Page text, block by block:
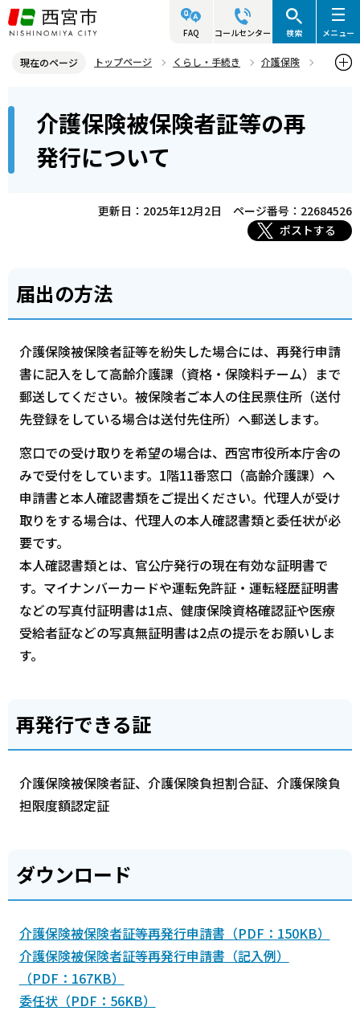
こ
の
ジ
頭
FAQ コールセンター 検索 メニュー
現在のページ トップページ くらし・手続き
介護保険
介護保険被保険者証等の再
発行について
更新日：2025年12月2日
ページ番号：22684526
ポストする
届出の方法
介護保険被保険者証等を紛失した場合には、再発行申請
書に記入をして高齢介護課（資格・保険料チーム）まで
郵送してください。被保険者ご本人の住民票住所（送付
先登録をしている場合は送付先住所）へ郵送します。
窓口での受け取りを希望の場合は、西宮市役所本庁舎の
みで受付をしています。1階11番窓口（高齢介護課）へ
申請書と本人確認書類をご提出ください。代理人が受け
取りをする場合は、代理人の本人確認書類と委任状が必
要です。
本人確認書類とは、官公庁発行の現在有効な証明書で
す。マイナンバーカードや運転免許証・運転経歴証明書
などの写真付証明書は1点、健康保険資格確認証や医療
受給者証などの写真無証明書は2点の提示をお願いしま
す。
再発行できる証
介護保険被保険者証、介護保険負担割合証、介護保険負
担限度額認定証
ダウンロード
介護保険被保険者証等再発行申請書（PDF：150KB）
介護保険被保険者証等再発行申請書（記入例）
（PDF：167KB）
委任状（PDF：56KB）